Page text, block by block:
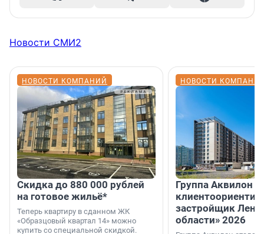
Новости СМИ2
НОВОСТИ КОМПАНИЙ
Скидка до 880 000 рублей
на готовое жильё*
Теперь квартиру в сданном ЖК
«Образцовый квартал 14» можно
купить со специальной скидкой.
НОВОСТИ
Группа Аквилон
застройщик
области» 2026